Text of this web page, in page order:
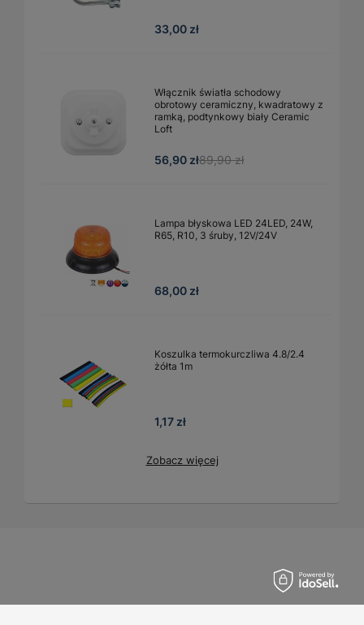
33,00 zł
Włącznik światła schodowy
obrotowy ceramiczny, kwadratowy z
ramką, podtynkowy biały Ceramic
Loft
56,90 zł89,90 zł
Lampa błyskowa LED 24LED, 24W,
R65, R10, 3 śruby, 12V/24V
68,00 zł
Koszulka termokurczliwa 4.8/2.4
żółta 1m
1,17 zł
Zobacz więcej